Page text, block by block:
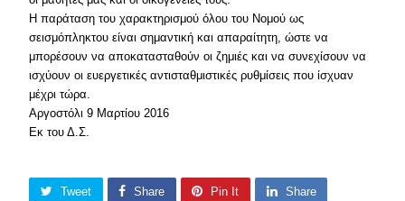
Η παράταση του χαρακτηρισμού όλου του Νομού ως
σεισμόπληκτου είναι σημαντική και απαραίτητη, ώστε να
μπορέσουν να αποκατασταθούν οι ζημιές και να συνεχίσουν να
ισχύουν οι ευεργετικές αντισταθμιστικές ρυθμίσεις που ίσχυαν
μέχρι τώρα.
Αργοστόλι 9 Μαρτίου 2016
Εκ του Δ.Σ.
Tweet Share Pin It Share